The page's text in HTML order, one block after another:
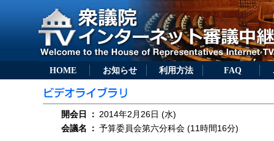
HOME お知らせ 利用方法 FAQ
開会日 ： 2014年2月26日 (水)
会議名
： 予算委員会第六分科会 (11時間16分)